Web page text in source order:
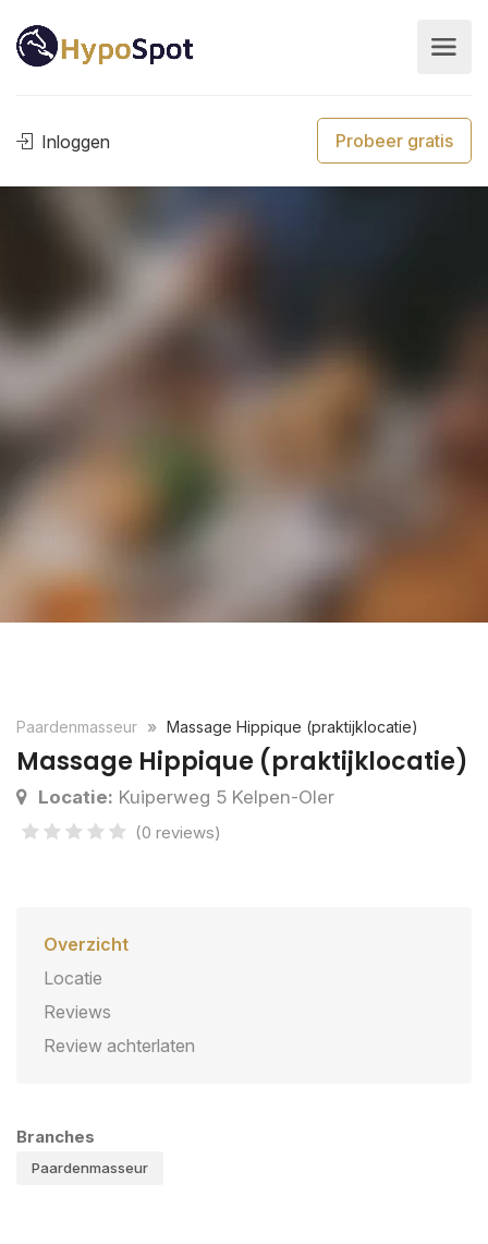
Inloggen Probeer gratis
Paardenmasseur Massage Hippique (praktijklocatie)
Massage Hippique (praktijklocatie)
Locatie: Kuiperweg 5 Kelpen-Oler
(0 reviews)
Overzicht
Locatie
Reviews
Review achterlaten
Branches
Paardenmasseur